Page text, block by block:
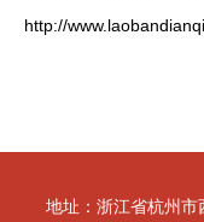
http://
地址：浙江省杭州